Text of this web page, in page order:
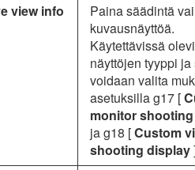
view info
Paina säädintä
kuvausnäyttöä.
Käytettävissä
näyttöjen tyyppi
voidaan valita
asetuksilla g17 [
monitor
ja g18 [Custom
shooting display